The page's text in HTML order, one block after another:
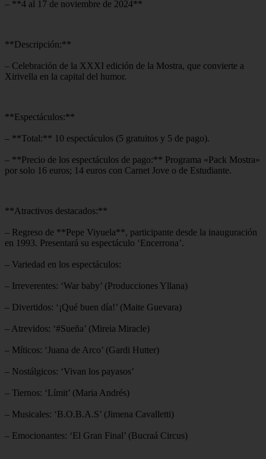
– **4 al 17 de noviembre de 2024**
**Descripción:**
– Celebración de la XXXI edición de la Mostra, que convierte a
Xirivella en la capital del humor.
**Espectáculos:**
– **Total:** 10 espectáculos (5 gratuitos y 5 de pago).
– **Precio de los espectáculos de pago:** Programa «Pack Mostra»
por solo 16 euros; 14 euros con Carnet Jove o de Estudiante.
**Atractivos destacados:**
– Regreso de **Pepe Viyuela**, participante desde la inauguración
en 1993. Presentará su espectáculo ‘Encerrona’.
– Variedad en los espectáculos:
– Irreverentes: ‘War baby’ (Producciones Yllana)
– Divertidos: ‘¡Qué buen día!’ (Maite Guevara)
– Atrevidos: ‘#Sueña’ (Mireia Miracle)
– Míticos: ‘Juana de Arco’ (Gardi Hutter)
– Nostálgicos: ‘Vivan los payasos’
– Tiernos: ‘Límit’ (Maria Andrés)
– Musicales: ‘B.O.B.A.S’ (Jimena Cavalletti)
– Emocionantes: ‘El Gran Final’ (Bucraá Circus)